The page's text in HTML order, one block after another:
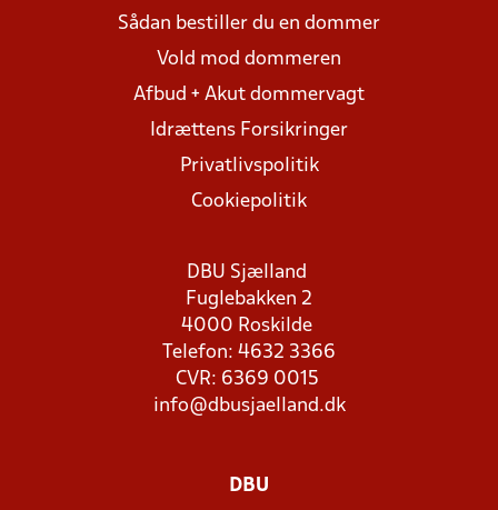
Sådan bestiller du en dommer
Vold mod dommeren
Afbud + Akut dommervagt
Idrættens Forsikringer
Privatlivspolitik
Cookiepolitik
DBU Sjælland
Fuglebakken 2
4000 Roskilde
Telefon: 4632 3366
CVR: 6369 0015
info@dbusjaelland.dk
DBU